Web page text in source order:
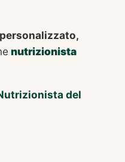
nutrizionista
del